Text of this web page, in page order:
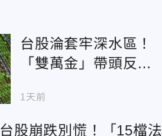
台股淪套牢深水區！
「雙萬金」帶頭反攻
變數
1天前
台股崩跌別慌！「15檔法